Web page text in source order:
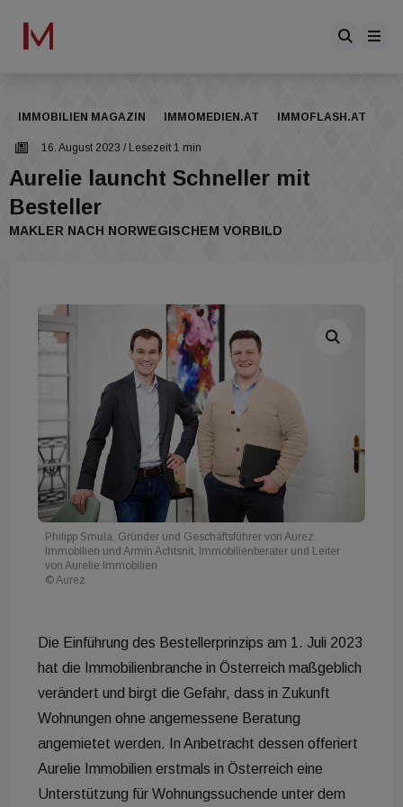
IMMOBILIEN MAGAZIN IMMOMEDIEN.AT IMMOFLASH.AT
16. August 2023 / Lesezeit 1 min
Aurelie launcht Schneller mit
Besteller
MAKLER NACH NORWEGISCHEM VORBILD
Philipp Smula, Gründer und Geschäftsführer von Aurez
Immobilien und Armin Achtsnit, Immobilienberater und Leiter
von Aurelie Immobilien
© Aurez
Die Einführung des Bestellerprinzips am 1. Juli 2023
hat die Immobilienbranche in Österreich maßgeblich
verändert und birgt die Gefahr, dass in Zukunft
Wohnungen ohne angemessene Beratung
angemietet werden. In Anbetracht dessen offeriert
Aurelie Immobilien erstmals in Österreich eine
Unterstützung für Wohnungssuchende unter dem